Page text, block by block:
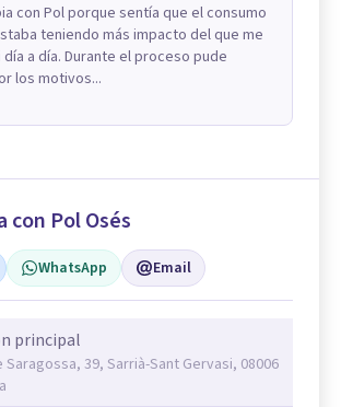
con Pol porque sentía que el consumo
teniendo más impacto del que me
a día. Durante el proceso pude
los motivos...
con Pol Osés
WhatsApp Email
principal
Saragossa, 39, Sarrià-Sant Gervasi, 08006